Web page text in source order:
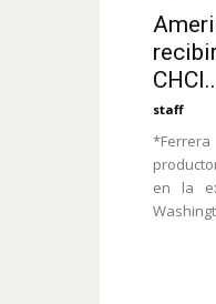
staff
en la